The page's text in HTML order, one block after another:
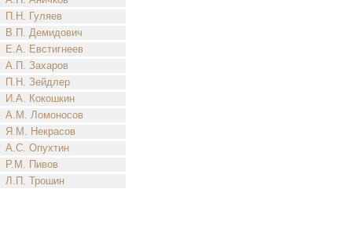
П.Н. Гуляев
В.П. Демидович
Е.А. Евстигнеев
А.П. Захаров
П.Н. Зейдлер
И.А. Кокошкин
А.М. Ломоносов
Я.М. Некрасов
А.С. Опухтин
Р.М. Пивов
Л.П. Трошин